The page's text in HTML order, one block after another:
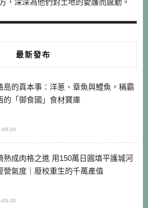
最新發布
島的真本事：洋蔥、章魚與鱧魚，稱霸
的「御食國」食材寶庫
05-20
熟成肉格之進 用150萬日圓填平護城河
營氣度｜廢校重生的千萬產值
05-20